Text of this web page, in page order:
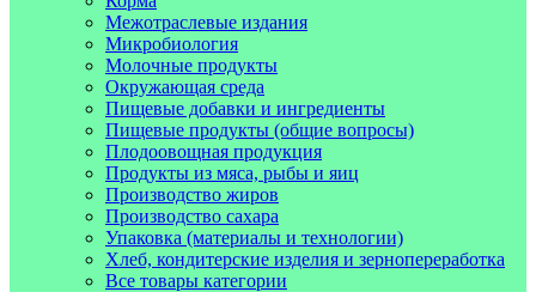
Межотраслевые издания
Микробиология
Молочные продукты
Окружающая среда
Пищевые добавки и ингредиенты
Пищевые продукты (общие вопросы)
Плодоовощная продукция
Продукты из мяса, рыбы и яиц
Производство жиров
Производство сахара
Упаковка (материалы и технологии)
Хлеб, кондитерские изделия и зернопереработка
Все товары категории